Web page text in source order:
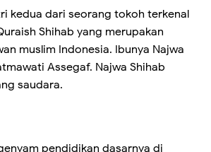
kedua dari seorang tokoh terkenal
Shihab yang merupakan
muslim Indonesia. Ibunya Najwa
Assegaf. Najwa Shihab
saudara.
pendidikan dasarnya di